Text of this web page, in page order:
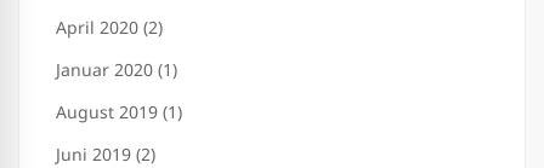
April 2020 (2)
Januar 2020 (1)
August 2019 (1)
Juni 2019 (2)